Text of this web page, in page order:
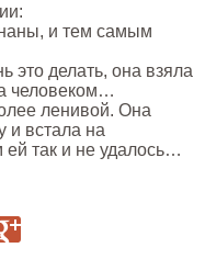
и тем самым
это делать, она взяла
человеком…
ленивой. Она
и встала на
ей так и не удалось…